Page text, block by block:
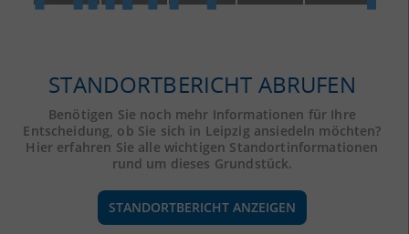
STANDORTBERICHT ABRUFEN
Benötigen Sie noch mehr Informationen für Ihre
Entscheidung, ob Sie sich in Leipzig ansiedeln möchten?
Hier erfahren Sie alle wichtigen Standortinformationen
rund um dieses Grundstück.
STANDORTBERICHT ANZEIGEN